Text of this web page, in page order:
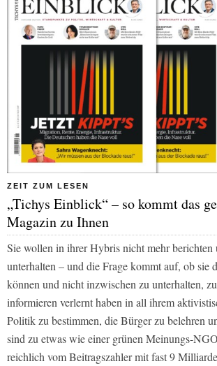
ZEIT ZUM LESEN
„Tichys Einblick“ – so kommt das
Magazin zu Ihnen
Sie wollen in ihrer Hybris nicht mehr berichten
unterhalten – und die Frage kommt auf, ob sie
können und nicht inzwischen zu unterhalten,
informieren verlernt haben in all ihrem
Politik zu bestimmen, die Bürger zu belehren
sind zu etwas wie einer grünen Meinungs-
reichlich vom Beitragszahler mit fast 9